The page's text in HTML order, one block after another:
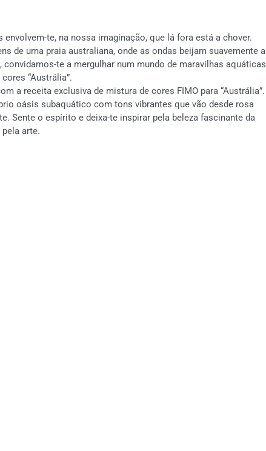
te, na nossa imaginação, que lá fora está a chover.
de uma praia australiana, onde as ondas beijam suavemente a
te a mergulhar num mundo de maravilhas aquáticas
“Austrália”.
a receita exclusiva de mistura de cores FIMO para “Austrália”.
oásis subaquático com tons vibrantes que vão desde rosa
Sente o espírito e deixa-te inspirar pela beleza fascinante da
arte.